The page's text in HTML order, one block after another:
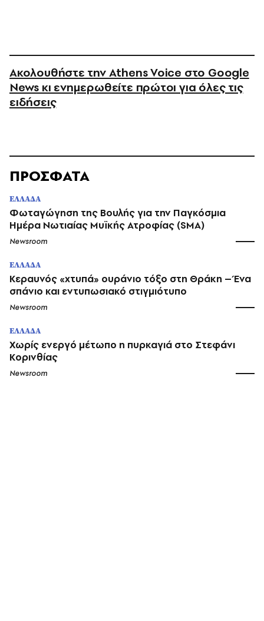
Ακολουθήστε την Athens Voice στο Google
News κι ενημερωθείτε πρώτοι για όλες τις
ειδήσεις
ΠΡΟΣΦΑΤΑ
ΕΛΛΑΔΑ
Φωταγώγηση της Βουλής για την Παγκόσμια
Ημέρα Νωτιαίας Μυϊκής Ατροφίας (SMA)
Newsroom
ΕΛΛΑΔΑ
Κεραυνός «χτυπά» ουράνιο τόξο στη Θράκη – Ένα
σπάνιο και εντυπωσιακό στιγμιότυπο
Newsroom
ΕΛΛΑΔΑ
Χωρίς ενεργό μέτωπο η πυρκαγιά στο Στεφάνι
Κορινθίας
Newsroom